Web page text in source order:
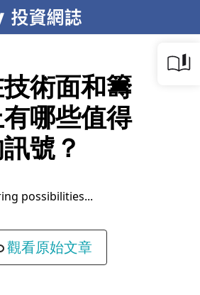
術面和籌
哪些值得
號？
possibilities...
觀看原始文章